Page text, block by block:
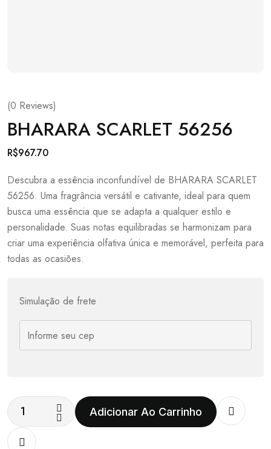
(0 Reviews)
BHARARA SCARLET 56256
R$967.70
Descubra a essência inconfundível de BHARARA SCARLET
56256. Uma fragrância versátil e cativante, ideal para quem
busca uma essência que se adapta a qualquer estilo e
personalidade. Suas notas equilibradas se harmonizam para
criar uma experiência olfativa única e memorável, perfeita para
todas as ocasiões.
Simulação de frete
Adicionar Ao Carrinho